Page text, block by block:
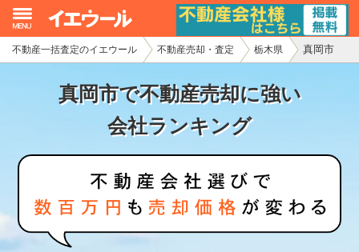
不動産一括査定のイエウール 不動産売却・査定 栃木県 真岡市
真岡市で不動産売却に強い
会社ランキング
イエウール加盟希望の不動産会社様
初めての方へ
不動産の売却・一括査定
家査定シミュレーター